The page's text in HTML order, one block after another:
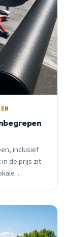
inclusief
de prijs zit